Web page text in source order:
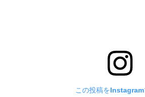
この投稿を